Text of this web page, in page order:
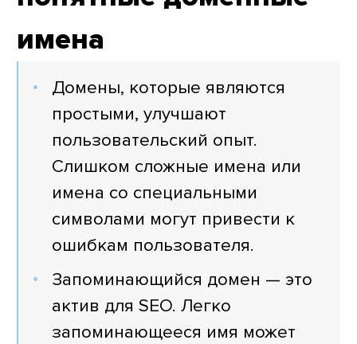
имена
Домены, которые являются
простыми, улучшают
пользовательский опыт.
Слишком сложные имена или
имена со специальными
символами могут привести к
ошибкам пользователя.
Запоминающийся домен — это
актив для SEO. Легко
запоминающееся имя может